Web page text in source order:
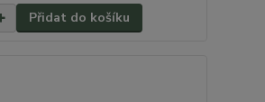
Přidat do košíku